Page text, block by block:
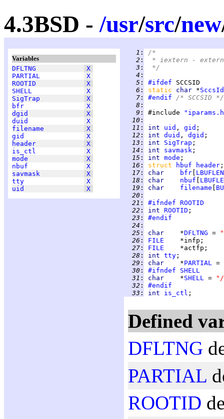
4.3BSD -/usr/src/new
Variables
DFLTNG
X
PARTIAL
X
ROOTID
X
SHELL
X
SigTrap
X
bfr
X
dgid
X
duid
X
filename
X
gid
X
header
X
is_ctl
X
mode
X
nbuf
X
savmask
X
tty
X
uid
X
   1
:
/*
   2
:
* iextern -
   3
:
*/
   4
:
   5
: #ifdef
   6
: static char *SccsId
   7
: #endif /* SCCSID */
   8
:
   9
: #include
  10
:
  11
: int uid , gid
  12
: int duid , dgid
  13
: int SigTrap
  14
: int savmask
  15
: int mode
  16
: struct hbuf header
  17
: char bfr LBUFLEN
  18
: char nbuf
  19
: char filename
  20
:
  21
: #ifndef ROOTID
  22
: int ROOTID
  23
:
#endif
  24
:
  25
: char *DFLTNG =
  26
: FILE
  27
: FILE
  28
: int tty
  29
: char *PARTIAL
=
  30
: #ifndef
SHELL
  31
: char *SHELL =
  32
:
#endif
  33
: int is_ctl
Defined
DFLTNG
PARTIAL
ROOTID